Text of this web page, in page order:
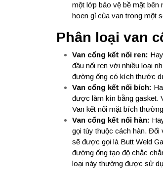
một lớp bảo vệ bề mặt bên
hoen gỉ của van trong một
Phân loại van
Van cổng kết nối ren:
đầu nối ren với nhiều loại
đường ống có kích thước
Van cổng kết nối bích:
được làm kín bằng gasket.
Van kết nối mặt bích
Van cổng kết nối hàn:
gọi tùy thuộc cách hàn. Đối
sẽ được gọi là Butt Weld
đường ống tạo độ chắc
loại này thường được sử